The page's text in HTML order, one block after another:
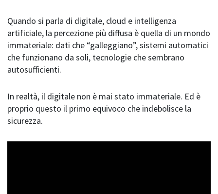
Quando si parla di digitale, cloud e intelligenza
artificiale, la percezione più diffusa è quella di un mondo
immateriale: dati che “galleggiano”, sistemi automatici
che funzionano da soli, tecnologie che sembrano
autosufficienti.
In realtà, il digitale non è mai stato immateriale. Ed è
proprio questo il primo equivoco che indebolisce la
sicurezza.